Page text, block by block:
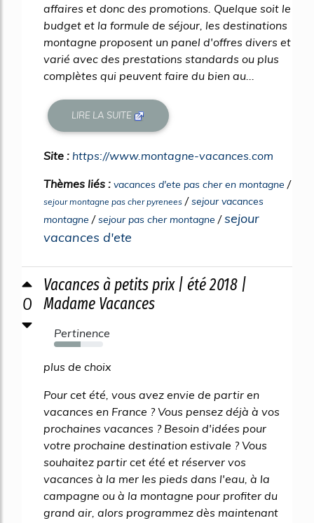
affaires et donc des promotions. Quelque soit le
budget et la formule de séjour, les destinations
montagne proposent un panel d'offres divers et
varié avec des prestations standards ou plus
complètes qui peuvent faire du bien au...
LIRE LA SUITE
Site : https://www.montagne-vacances.com
Thèmes liés : vacances d'ete pas cher en montagne /
sejour montagne pas cher pyrenees /sejour vacances
montagne /sejour pas cher montagne /sejour
vacances d'ete
0
Vacances à petits prix | été 2018 |
Madame Vacances
Pertinence
54%
plus de choix
Pour cet été, vous avez envie de partir en
vacances en France ? Vous pensez déjà à vos
prochaines vacances ? Besoin d'idées pour
votre prochaine destination estivale ? Vous
souhaitez partir cet été et réserver vos
vacances à la mer les pieds dans l'eau, à la
campagne ou à la montagne pour profiter du
grand air, alors programmez dès maintenant